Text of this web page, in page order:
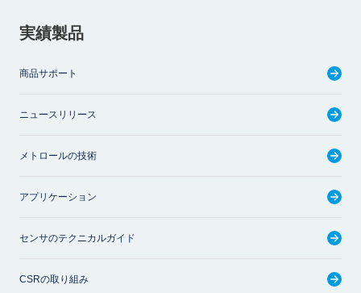
実績製品
商品サポート
ニュースリリース
メトロールの技術
アプリケーション
センサのテクニカルガイド
CSRの取り組み